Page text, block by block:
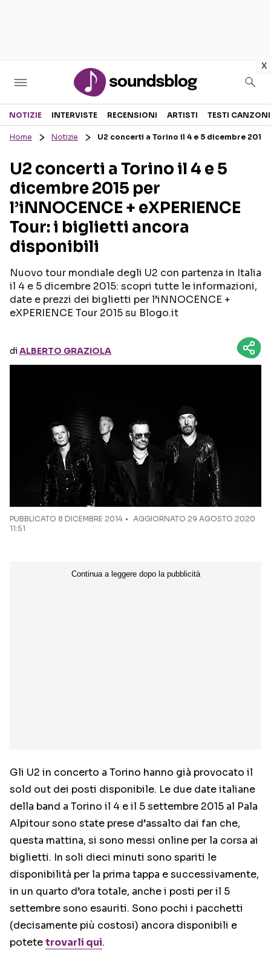
x
Sezioni
RECENSIONI MUSICALI
INTERVISTE
GOSSIP E CURIOSITÀ
TESTI CANZONI
TOUR ED EVENTI
TALENT SHOW
Seguici sui social
NOTIZIE INTERVISTE RECENSIONI ARTISTI TESTI CANZONI
Home Notizie U2 concerti a Torino il 4 e 5 dicembre 2015
U2 concerti a Torino il 4 e 5
dicembre 2015 per
l’iNNOCENCE + eXPERIENCE
Tour: i biglietti ancora
disponibili
Nuovo tour mondiale degli U2 con partenza in Italia
il 4 e 5 dicembre 2015: scopri tutte le informazioni,
date e prezzi dei biglietti per l’iNNOCENCE +
eXPERIENCE Tour 2015 su Blogo.it
diALBERTO GRAZIOLA
PUBBLICATO 8 DICEMBRE 2014
AGGIORNATO 29 AGOSTO 2020
11:51
Gli U2 in concerto a Torino hanno già provocato il
sold out dei posti disponibile. Le due date italiane
della band a Torino il 4 e il 5 settembre 2015 al Pala
Alpitour sono state prese d’assalto dai fan che,
questa mattina, si sono messi online per la corsa ai
biglietti. In soli dieci minuti sono spariti le
disponibilità per la prima tappa e successivamente,
in un quarto d’ora totale, anche i posti per il 5
settembre sono esauriti. Sono pochi i pacchetti
(decisamente più costosi) ancora disponibili e
potetetrovarli qui.